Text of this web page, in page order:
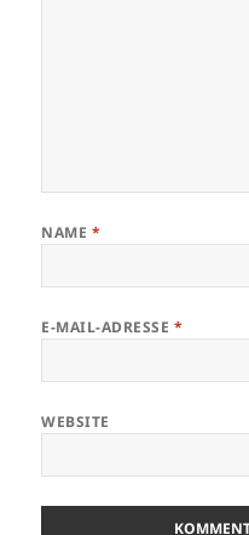
NAME *
E-MAIL-ADRESSE *
WEBSITE